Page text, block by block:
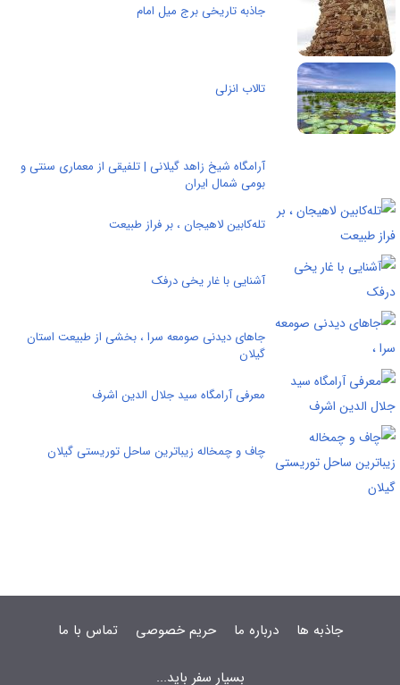
جاذبه تاریخی برج میل امام
تالاب انزلی
آرامگاه شیخ زاهد گیلانی | تلفیقی از معماری سنتی و
بومی شمال ایران
تله‌کابین لاهیجان ، بر فراز طبیعت
آشنایی با غار یخی درفک
جاهای دیدنی صومعه سرا ، بخشی از طبیعت استان
گیلان
معرفی آرامگاه سید جلال الدین اشرف
چاف و چمخاله زیباترین ساحل توریستی گیلان
جاذبه ها درباره ما حریم خصوصی تماس با ما
بسیار سفر باید...